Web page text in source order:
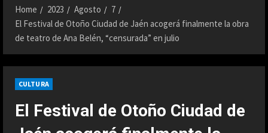
Home 2023 Agosto
7
El Festival de Otoño Ciudad de Jaén acogerá finalmente la obra
de teatro de Ana Belén, “censurada” en julio
CULTURA
El Festival de Otoño Ciudad de